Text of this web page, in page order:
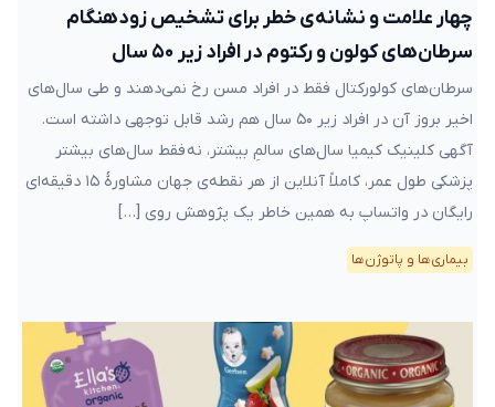
چهار علامت و نشانه‌‌ی خطر برای تشخیص زودهنگام
سرطان‌های کولون و رکتوم در افراد زیر ۵۰ سال
سرطان‌های کولورکتال فقط در افراد مسن رخ نمی‌دهند و طی سال‌های
اخیر بروز آن در افراد زیر ۵۰ سال هم رشد قابل توجهی داشته است.
آگهی کلینیک کیمیا سال‌های سالمِ بیشتر، نه فقط سال‌های بیشتر
پزشکی طول عمر، کاملاً آنلاین از هر نقطه‌ی جهان مشاورهٔ ۱۵ دقیقه‌ای
رایگان در واتساپ به همین خاطر یک پژوهش روی […]
بیماری‌ها و پاتوژن‌ها